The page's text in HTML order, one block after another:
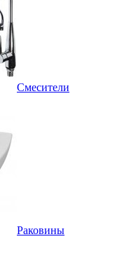
Смесители
Раковины